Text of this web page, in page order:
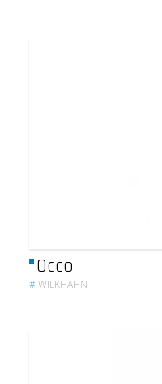
Occo
#WILKHAHN